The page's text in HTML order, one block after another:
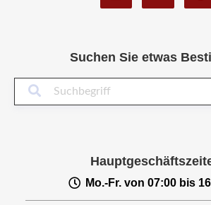
Mo.-Fr. von 07:00 bis
Suchen Sie etwas